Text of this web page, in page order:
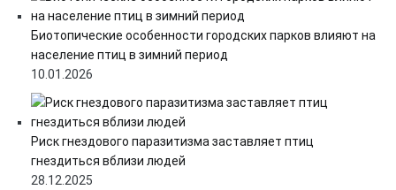
Биотопические особенности городских парков влияют на
население птиц в зимний период
10.01.2026
Риск гнездового паразитизма заставляет птиц
гнездиться вблизи людей
28.12.2025